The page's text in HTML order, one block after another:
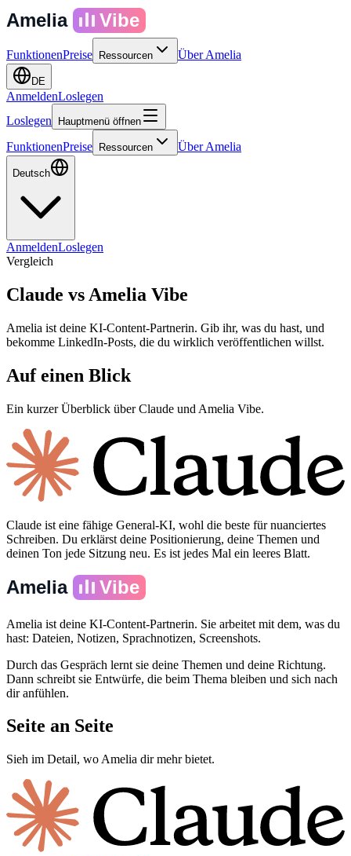
Amelia Vibe
FunktionenPreise Ressourcen Über Amelia
DE
AnmeldenLoslegen
Loslegen
Hauptmenü öffnen
FunktionenPreise Ressourcen Über Amelia
Deutsch
AnmeldenLoslegen
Vergleich
Claude vs Amelia Vibe
Amelia ist deine KI-Content-Partnerin. Gib ihr, was du hast, und
bekomme LinkedIn-Posts, die du wirklich veröffentlichen willst.
Auf einen Blick
Ein kurzer Überblick über Claude und Amelia Vibe.
Claude ist eine fähige General-KI, wohl die beste für nuanciertes
Schreiben. Du erklärst deine Positionierung, deine Themen und
deinen Ton jede Sitzung neu. Es ist jedes Mal ein leeres Blatt.
Amelia Vibe
Amelia ist deine KI-Content-Partnerin. Sie arbeitet mit dem, was du
hast: Dateien, Notizen, Sprachnotizen, Screenshots.
Durch das Gespräch lernt sie deine Themen und deine Richtung.
Dann schreibt sie Entwürfe, die beim Thema bleiben und sich nach
dir anfühlen.
Seite an Seite
Sieh im Detail, wo Amelia dir mehr bietet.